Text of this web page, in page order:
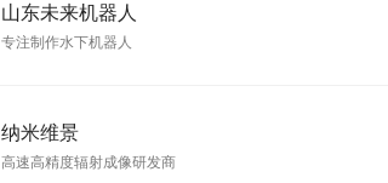
山东未来机器人
专注制作水下机器人
纳米维景
高速高精度辐射成像研发商